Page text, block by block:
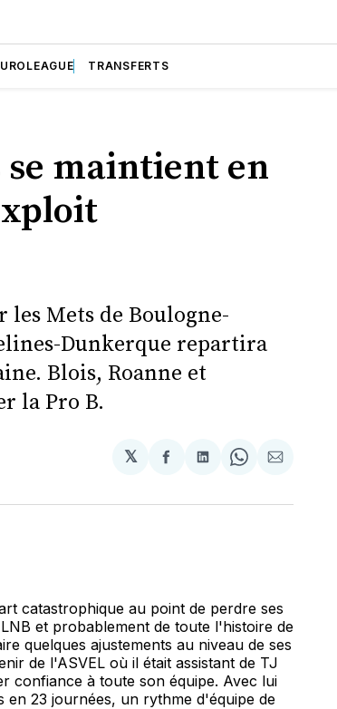
TRANSFERTS
se maintient en
les Mets de Boulogne-
Dunkerque repartira
Blois, Roanne et
la Pro B.
𝕏
Partager
Facebook
Partager
LinkedIn
Share
WhatsApp
Partager
Courriel
catastrophique au point de perdre ses
et probablement de toute l'histoire de
quelques ajustements au niveau de ses
de l'ASVEL où il était assistant de TJ
confiance à toute son équipe. Avec lui
en 23 journées, un rythme d'équipe de